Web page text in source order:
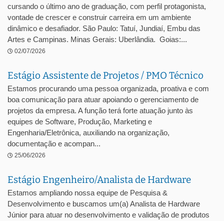
cursando o último ano de graduação, com perfil protagonista,
vontade de crescer e construir carreira em um ambiente
dinâmico e desafiador. São Paulo: Tatuí, Jundiaí, Embu das
Artes e Campinas. Minas Gerais: Uberlândia. Goias:...
02/07/2026
Estágio Assistente de Projetos / PMO Técnico
Estamos procurando uma pessoa organizada, proativa e com
boa comunicação para atuar apoiando o gerenciamento de
projetos da empresa. A função terá forte atuação junto às
equipes de Software, Produção, Marketing e
Engenharia/Eletrônica, auxiliando na organização,
documentação e acompan...
25/06/2026
Estágio Engenheiro/Analista de Hardware
Estamos ampliando nossa equipe de Pesquisa &
Desenvolvimento e buscamos um(a) Analista de Hardware
Júnior para atuar no desenvolvimento e validação de produtos